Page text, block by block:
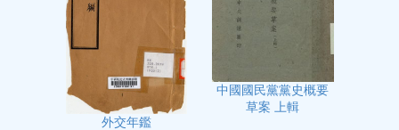
外交年鑑
中國國民黨黨史概要
草案 上輯